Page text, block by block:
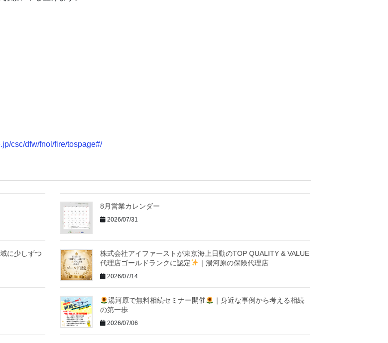
csc/dfw/fnol/fire/tospage#/
8月営業カレンダー
2026/07/31
に少しずつ
株式会社アイファーストが東京海上日動のTOP QUALITY & VALUE
代理店ゴールドランクに認定
｜湯河原の保険代理店
2026/07/14
湯河原で無料相続セミナー開催
｜身近な事例から考える相続
の第一歩
2026/07/06